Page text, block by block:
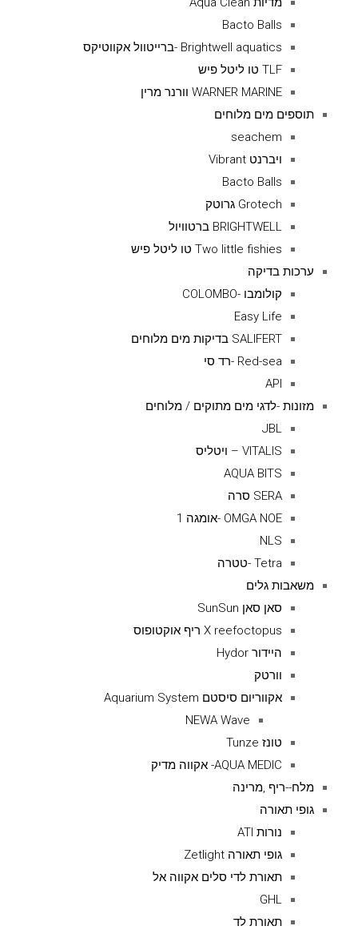
Bacto Balls
Brightwell aquatics -ברייטוול אקווטיקס
TLF טו ליטל פיש
WARNER MARINE וורנר מרין
תוספים מים מלוחים
seachem
ויברנט Vibrant
Bacto Balls
Grotech גרוטק
BRIGHTWELL ברטוויול
Two little fishies טו ליטל פיש
ערכות בדיקה
קולומבו -COLOMBO
Easy Life
SALIFERT בדיקות מים מלוחים
Red-sea -רד סי
API
מזונות -לדגי מים מתוקים / מלוחים
JBL
VITALIS – ויטליס
AQUA BITS
SERA סרה
OMGA NOE -אומגה 1
NLS
Tetra -טטרה
משאבות גלים
סאן סאן SunSun
X reefoctopus ריף אוקטופוס
היידור Hydor
וורטק
אקווריום סיסטם Aquarium System
NEWA Wave
טונז Tunze
AQUA MEDIC- אקווה מדיק
מלח--ריף ,מרינה
גופי תאורה
נורות ATI
גופי תאורה Zetlight
תאורת לדי סלים אקווה אל
GHL
תאורת לד